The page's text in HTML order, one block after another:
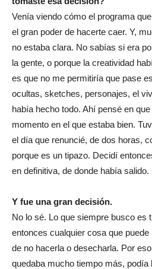
Venía viendo cómo el programa
el gran poder de hacerte caer. Y,
no estaba clara. No sabías si era
la gente, o porque la creatividad
es que no me permitiría que pase
ocultas, sketches, personajes, el
había hecho todo. Ahí pensé en
momento en el que estaba bien.
el día que renuncié, de dos horas,
porque es un tipazo. Decidí
en definitiva, de donde había salido.
Y fue una gran decisión.
No lo sé. Lo que siempre busco es
entonces cualquier cosa que
de no hacerla o desecharla. Por
quedaba mucho tiempo más, podía